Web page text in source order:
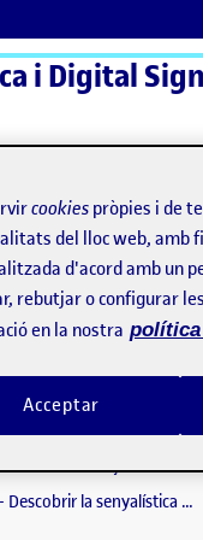
i Digital
senyalística
per
Publicat per
Marta Giner Valero
- Descobrir la senyalística …
cookies pròpies i de
del lloc web,
d'acord amb un
rebutjar o configurar
en la nostra política
Acceptar